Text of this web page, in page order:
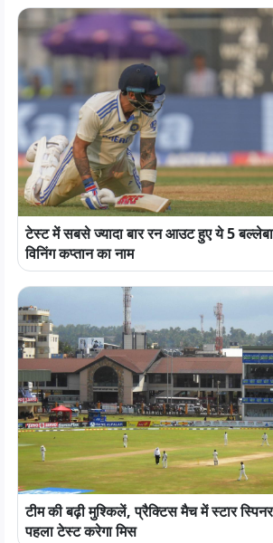
टेस्ट में सबसे ज्यादा बार रन आउट हुए ये 5
विनिंग कप्तान का नाम
टीम की बढ़ी मुश्किलें, प्रैक्टिस मैच में स्टार
पहला टेस्ट करेगा मिस